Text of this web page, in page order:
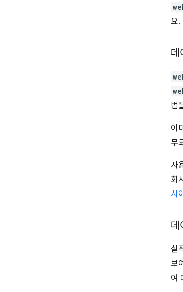
요.
데
법
이
무
사
회
사
데
실
보
여